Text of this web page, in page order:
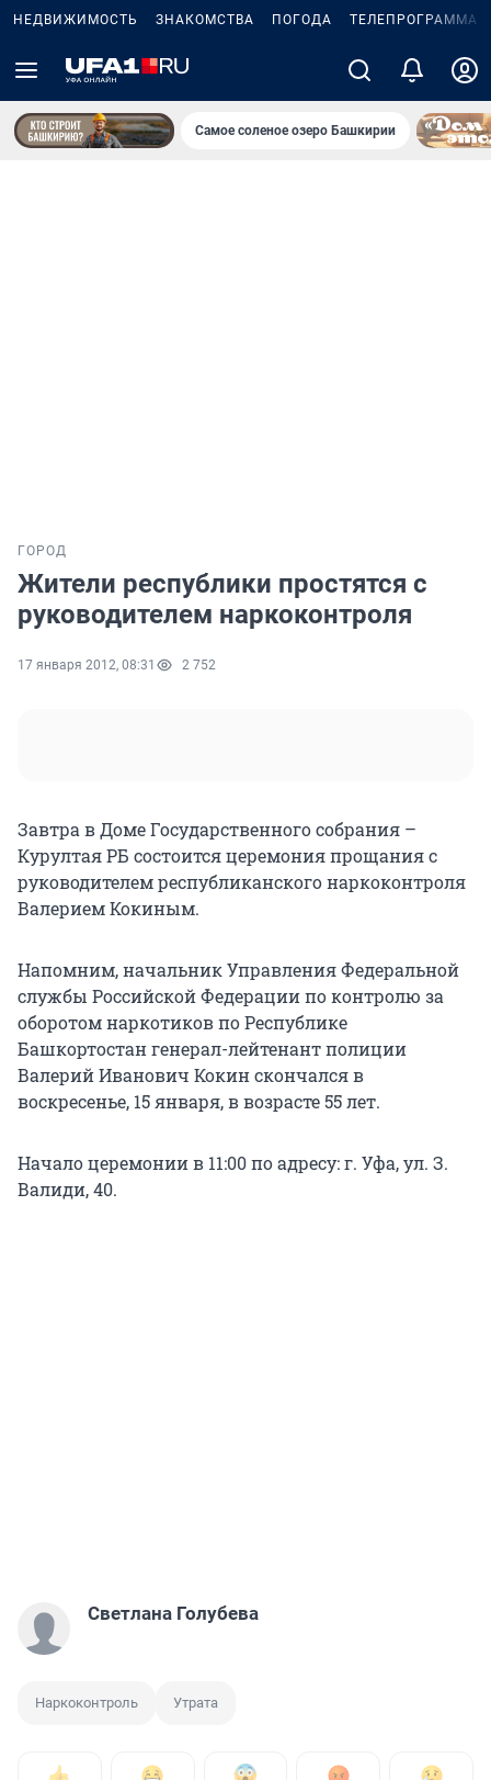
НЕДВИЖИМОСТЬ ЗНАКОМСТВА ПОГОДА ТЕЛЕПРОГРАММА
Самое соленое озеро Башкирии
ГОРОД
Жители республики простятся с
руководителем наркоконтроля
17 января 2012, 08:31 2 752
Завтра в Доме Государственного собрания –
Курултая РБ состоится церемония прощания с
руководителем республиканского наркоконтроля
Валерием Кокиным.
Напомним, начальник Управления Федеральной
службы Российской Федерации по контролю за
оборотом наркотиков по Республике
Башкортостан генерал-лейтенант полиции
Валерий Иванович Кокин скончался в
воскресенье, 15 января, в возрасте 55 лет.
Начало церемонии в 11:00 по адресу: г. Уфа, ул. З.
Валиди, 40.
Светлана Голубева
Наркоконтроль Утрата